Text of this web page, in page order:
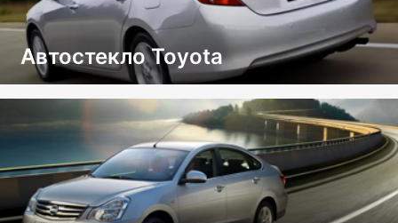
Автостекло Toyota